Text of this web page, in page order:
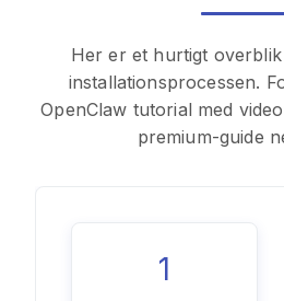
Her er et hurtigt
installationsprocessen.
OpenClaw tutorial med
premium-guide
1